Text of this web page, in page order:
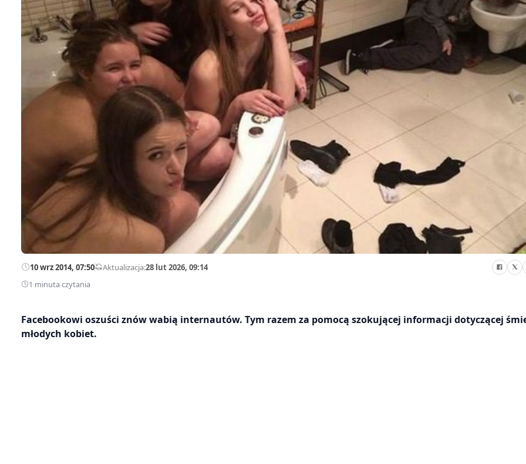
10 wrz 2014, 07:50—Aktualizacja:28 lut 2026, 09:14
1 minuta czytania
Facebookowi oszuści znów wabią internautów. Tym razem za pomocą szokującej informacji dotyczącej
młodych kobiet.